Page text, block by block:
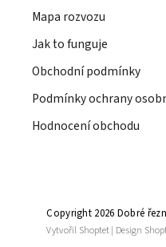
Mapa rozvozu
Jak to funguje
Obchodní podmínky
Podmínky ochrany
Hodnocení obchodu
Copyright 2026 Dobré
Vytvořil Shoptet| Design